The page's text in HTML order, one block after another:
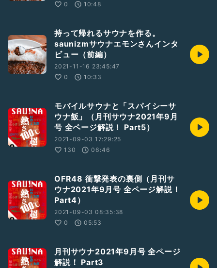
0
10:48
持って帰れるサウナを作る。
saunizmサウナエモンさんインタ
ビュー（前編）
2021-11-16 23:45:47
0
10:33
モバイルサウナと「スパイシーサ
ウナ飯」（月刊サウナ2021年9月
号 全ページ解説！ Part5）
2021-09-03 17:29:25
130
06:46
OFR48 衝撃発表の裏側（月刊サ
ウナ2021年9月号 全ページ解説！
Part4）
2021-09-03 08:35:38
0
05:53
月刊サウナ2021年9月号 全ページ
解説！ Part3